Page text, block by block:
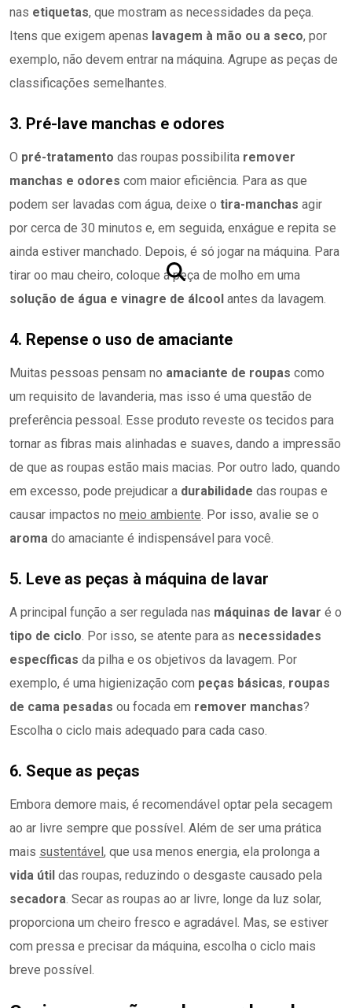
nas etiquetas, que mostram as necessidades da peça.
Itens que exigem apenas lavagem à mão ou a seco, por
exemplo, não devem entrar na máquina. Agrupe as peças de
classificações semelhantes.
3. Pré-lave manchas e odores
O pré-tratamento das roupas possibilita remover
manchas e odores com maior eficiência. Para as que
podem ser lavadas com água, deixe o tira-manchas agir
por cerca de 30 minutos e, em seguida, enxágue e repita se
ainda estiver manchado. Depois, é só jogar na máquina. Para
tirar oo mau cheiro, coloque a peça de molho em uma
solução de água e vinagre de álcool antes da lavagem.
4. Repense o uso de amaciante
Muitas pessoas pensam no amaciante de roupas como
um requisito de lavanderia, mas isso é uma questão de
preferência pessoal. Esse produto reveste os tecidos para
tornar as fibras mais alinhadas e suaves, dando a impressão
de que as roupas estão mais macias. Por outro lado, quando
em excesso, pode prejudicar a durabilidade das roupas e
causar impactos no meio ambiente. Por isso, avalie se o
aroma do amaciante é indispensável para você.
5. Leve as peças à máquina de lavar
A principal função a ser regulada nas máquinas de lavar é o
tipo de ciclo. Por isso, se atente para as necessidades
específicas da pilha e os objetivos da lavagem. Por
exemplo, é uma higienização com peças básicas, roupas
de cama pesadas ou focada em remover manchas?
Escolha o ciclo mais adequado para cada caso.
6. Seque as peças
Embora demore mais, é recomendável optar pela secagem
ao ar livre sempre que possível. Além de ser uma prática
mais sustentável, que usa menos energia, ela prolonga a
vida útil das roupas, reduzindo o desgaste causado pela
secadora. Secar as roupas ao ar livre, longe da luz solar,
proporciona um cheiro fresco e agradável. Mas, se estiver
com pressa e precisar da máquina, escolha o ciclo mais
breve possível.